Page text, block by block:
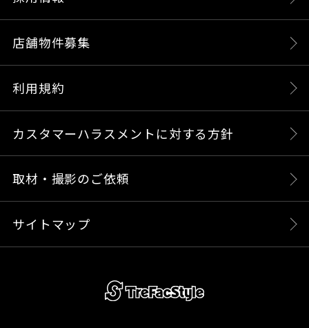
店舗物件募集
利用規約
カスタマーハラスメントに対する方針
取材・撮影のご依頼
サイトマップ